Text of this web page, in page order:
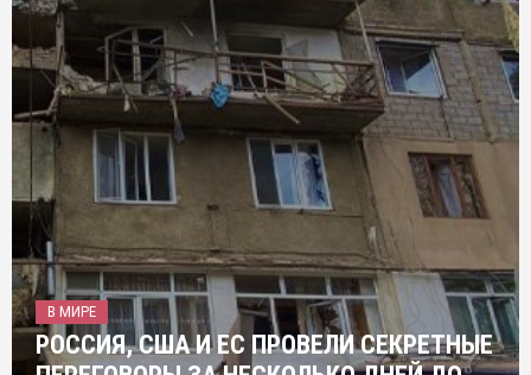
В МИРЕ
РОССИЯ, США И ЕС ПРОВЕЛИ СЕКРЕТНЫЕ